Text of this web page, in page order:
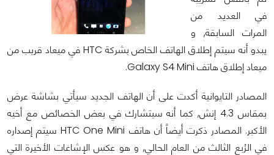
في العديد من
المرات السابقة, و
يبدو أنه سيتم إطلاق الهاتف الخاص بشركة HTC في ميعاد قريب من
ميعاد إطلاق هاتف Galaxy S4 Mini.
المصادر التايوانية أكدت على أن الهاتف الجديد سيأتي بشاشة عرض
بمقاس 4.3 إنش, كما أنه سيتشارك في بعض الخصائص مع أخيه
الأكبر. المصادر ذكرت أيضاً أن هاتف HTC One Mini سيتم إصداره
في الرُبع الثالث من العام الحالي, و هو عكس الإشاعات الأخيرة التي